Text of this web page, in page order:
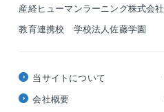
産経ヒューマンラーニング株式会社
教育連携校 学校法人佐藤学園
当サイトについて
会社概要